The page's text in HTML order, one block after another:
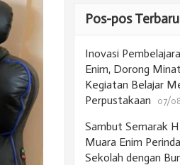
Pos-pos Terbaru
Inovasi
Enim, Dorong
Kegiatan Belajar
Perpustakaan
07/
Sambut Semarak
Muara Enim
Sekolah dengan